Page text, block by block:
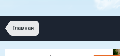
Главная